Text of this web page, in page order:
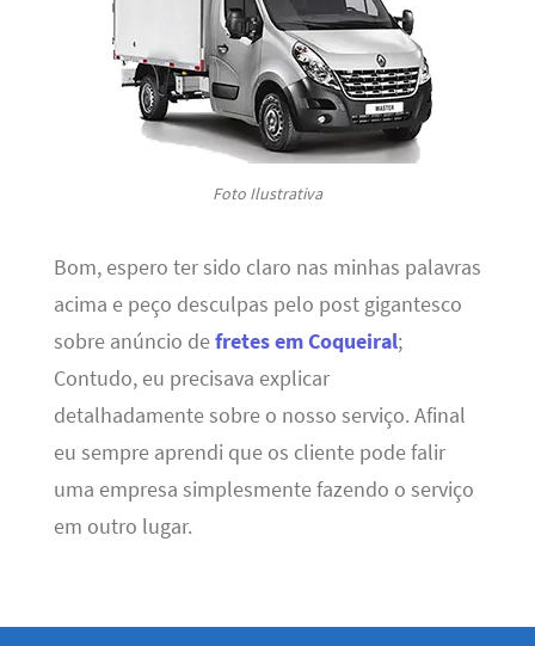
Foto Ilustrativa
Bom, espero ter sido claro nas minhas palavras
acima e peço desculpas pelo post gigantesco
sobre anúncio defretes em Coqueiral;
Contudo, eu precisava explicar
detalhadamente sobre o nosso serviço. Afinal
eu sempre aprendi que os cliente pode falir
uma empresa simplesmente fazendo o serviço
em outro lugar.